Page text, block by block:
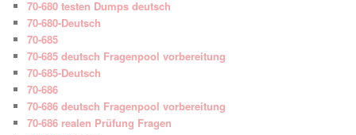
70-680 testen Dumps deutsch
70-680-Deutsch
70-685
70-685 deutsch Fragenpool vorbereitung
70-685-Deutsch
70-686
70-686 deutsch Fragenpool vorbereitung
70-686 realen Prüfung Fragen